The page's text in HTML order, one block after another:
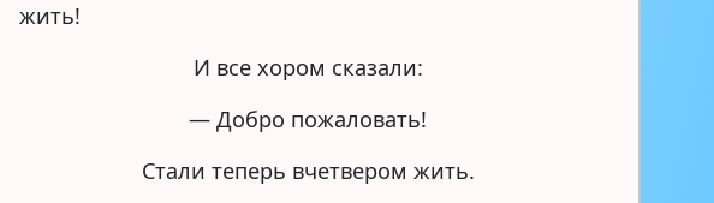
жить!
И все хором сказали:
— Добро пожаловать!
Стали теперь вчетвером жить.